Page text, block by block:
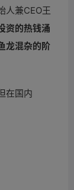
人兼CEO王
资的热钱涌
龙混杂的阶
在国内